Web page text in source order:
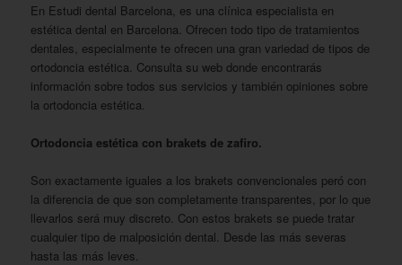
En Estudi dental Barcelona, es una clínica especialista en
estética dental en Barcelona. Ofrecen todo tipo de tratamientos
dentales, especialmente te ofrecen una gran variedad de tipos de
ortodoncia estética. Consulta su web donde encontrarás
información sobre todos sus servicios y también opiniones sobre
la ortodoncia estética.
Ortodoncia estética con brakets de zafiro.
Son exactamente iguales a los brakets convencionales peró con
la diferencia de que son completamente transparentes, por lo que
llevarlos será muy discreto. Con estos brakets se puede tratar
cualquier tipo de malposición dental. Desde las más severas
hasta las más leves.